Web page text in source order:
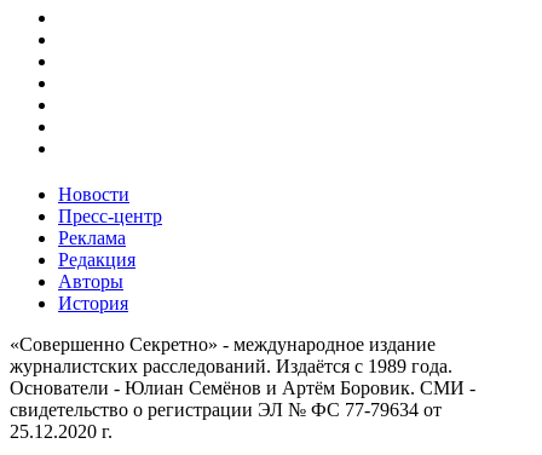
Новости
Пресс-центр
Реклама
Редакция
Авторы
История
«Совершенно Секретно» - международное издание
журналистских расследований. Издаётся с 1989 года.
Основатели - Юлиан Семёнов и Артём Боровик. CМИ -
свидетельство о регистрации ЭЛ № ФС 77-79634 от
25.12.2020 г.